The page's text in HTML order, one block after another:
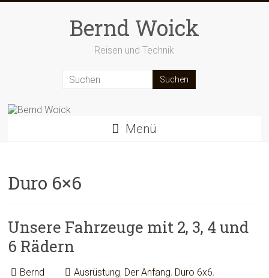
Bernd Woick
Reisen und Technik
Menü
Duro 6×6
Unsere Fahrzeuge mit 2, 3, 4 und
6 Rädern
Bernd Ausrüstung, Der Anfang, Duro 6x6,